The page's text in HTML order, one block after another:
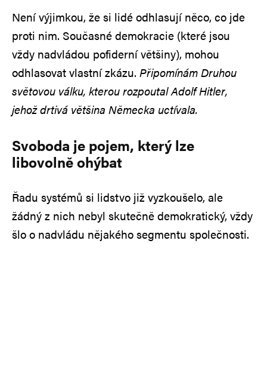
Není výjimkou, že si lidé odhlasují něco, co jde
proti nim. Současné demokracie (které jsou
vždy nadvládou pofiderní většiny), mohou
odhlasovat vlastní zkázu. Připomínám Druhou
světovou válku, kterou rozpoutal Adolf Hitler,
jehož drtivá většina Německa uctívala.
Svoboda je pojem, který lze
libovolně ohýbat
Řadu systémů si lidstvo již vyzkoušelo, ale
žádný z nich nebyl skutečně demokratický, vždy
šlo o nadvládu nějakého segmentu společnosti.